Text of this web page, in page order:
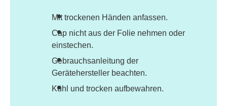
Mit trockenen Händen anfassen.
Cap nicht aus der Folie nehmen oder
einstechen.
Gebrauchsanleitung der
Gerätehersteller beachten.
Kühl und trocken aufbewahren.